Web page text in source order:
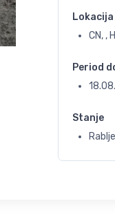
Lokacija
CN, ,
Period
Stanje